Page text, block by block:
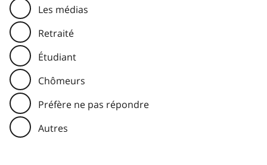
Les médias
Retraité
Étudiant
Chômeurs
Préfère ne pas répondre
Autres